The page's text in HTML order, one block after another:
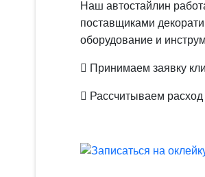
Наш автостайлин
поставщиками
оборудование и
​ Принимаем заявку
​ Рассчитываем